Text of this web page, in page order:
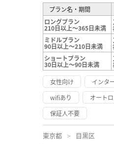
プラン名・期間
ロングプラン
210日以上～365日未満
ミドルプラン
90日以上～210日未満
ショートプラン
30日以上～90日未満
女性向け
インタ
wifiあり
オート
保証人不要
東京都 目黒区